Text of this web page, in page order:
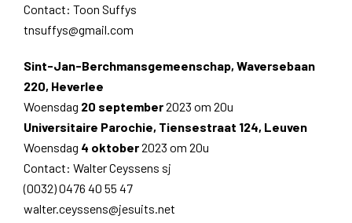
Contact: Toon Suffys
tnsuffys@gmail.com
Sint-Jan-Berchmansgemeenschap, Waversebaan
220, Heverlee
Woensdag 20 september2023 om 20u
Universitaire Parochie, Tiensestraat 124, Leuven
Woensdag 4 oktober2023 om 20u
Contact: Walter Ceyssens sj
(0032) 0476 40 55 47
walter.ceyssens@jesuits.net